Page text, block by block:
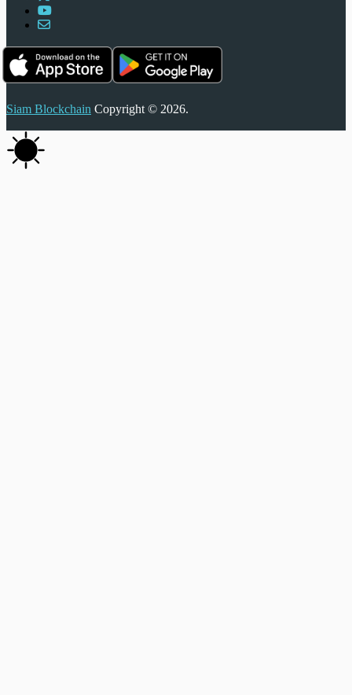
Siam Blockchain Copyright © 2026.